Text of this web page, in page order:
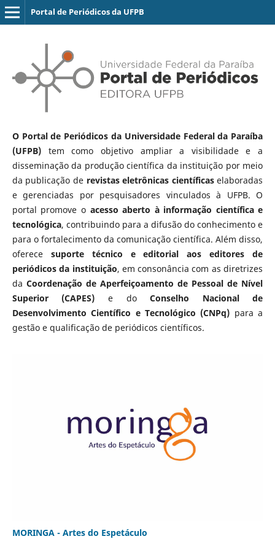
Portal de Periódicos da UFPB
O Portal de Periódicos da Universidade Federal da Paraíba
(UFPB)tem como objetivo ampliar a visibilidade e a
disseminação da produção científica da instituição por meio
da publicação de revistas eletrônicas científicaselaboradas
e gerenciadas por pesquisadores vinculados à UFPB. O
portal promove o acesso aberto à informação científica e
tecnológica, contribuindo para a difusão do conhecimento e
para o fortalecimento da comunicação científica. Além disso,
oferece suporte técnico e editorial aos editores de
periódicos da instituição, em consonância com as diretrizes
da Coordenação de Aperfeiçoamento de Pessoal de Nível
Superior (CAPES) e doConselho Nacional de
Desenvolvimento Científico e Tecnológico (CNPq) para a
gestão e qualificação de periódicos científicos.
MORINGA - Artes do Espetáculo